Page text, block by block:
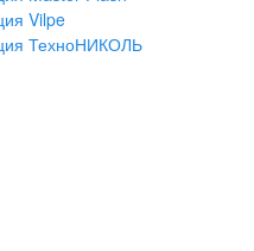
Vilpe
ТехноНИКОЛЬ